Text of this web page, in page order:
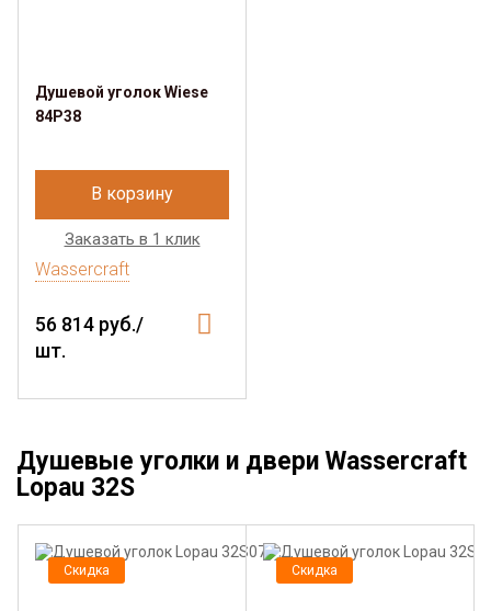
Душевой уголок Wiese
84P38
В корзину
Заказать в 1 клик
Wassercraft
56 814 руб./
шт.
Душевые уголки и двери Wassercraft
Lopau 32S
Скидка Скидка